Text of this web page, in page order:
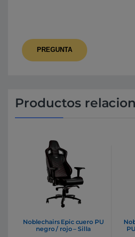
Productos
Noblechairs Epic cuero PU
negro / rojo – Silla